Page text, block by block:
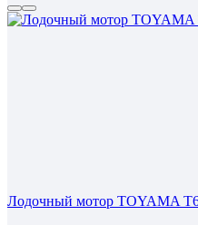
Лодочный мотор TOYAMA